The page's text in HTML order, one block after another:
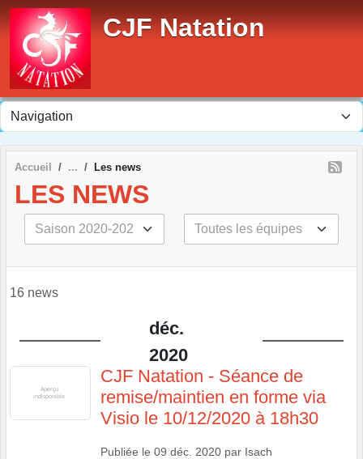
CJF Natation
Accueil Les news
LES NEWS
16 news
déc.
2020
CJF Natation - Séance de
remise/maintien en forme via
Visio le 10/12/2020 à 18h30
Publiée le 09 déc. 2020 par Isach
Panneau de gestion des cookies